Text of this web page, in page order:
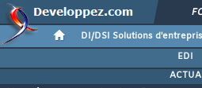
DI/DSI Solutions
EDI